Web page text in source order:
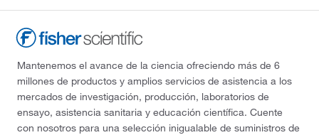
Mantenemos el avance de la ciencia ofreciendo más de 6
millones de productos y amplios servicios de asistencia a los
mercados de investigación, producción, laboratorios de
ensayo, asistencia sanitaria y educación científica. Cuente
con nosotros para una selección inigualable de suministros de